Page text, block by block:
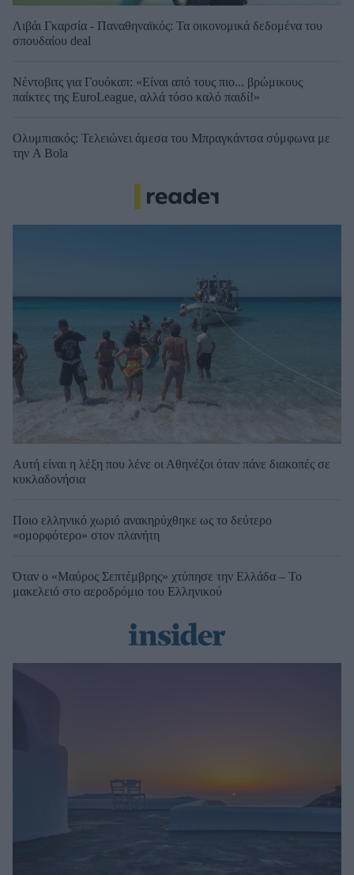
Λιβάι Γκαρσία - Παναθηναϊκός: Τα οικονομικά δεδομένα του
σπουδαίου deal
Νέντοβιτς για Γουόκαπ: «Είναι από τους πιο... βρώμικους
παίκτες της EuroLeague, αλλά τόσο καλό παιδί!»
Ολυμπιακός: Τελειώνει άμεσα του Μπραγκάντσα σύμφωνα με
την A Bola
Αυτή είναι η λέξη που λένε οι Αθηνέζοι όταν πάνε διακοπές σε
κυκλαδονήσια
Ποιο ελληνικό χωριό ανακηρύχθηκε ως το δεύτερο
«ομορφότερο» στον πλανήτη
Όταν ο «Μαύρος Σεπτέμβρης» χτύπησε την Ελλάδα – Το
μακελειό στο αεροδρόμιο του Ελληνικού